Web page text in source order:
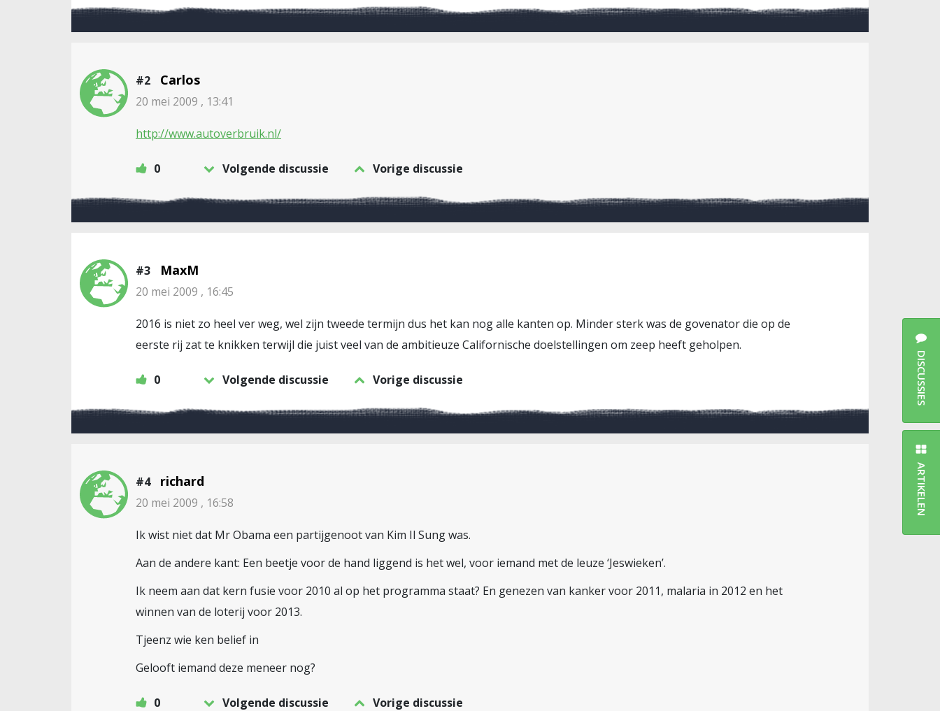
#2 Carlos
20 mei 2009 , 13:41
http://www.autoverbruik.nl/
0 Volgende discussie Vorige discussie
#3 MaxM
20 mei 2009 , 16:45
2016 is niet zo heel ver weg, wel zijn tweede termijn dus het kan nog alle kanten op. Minder sterk was de govenator die op de
eerste rij zat te knikken terwijl die juist veel van de ambitieuze Californische doelstellingen om zeep heeft geholpen.
0 Volgende discussie Vorige discussie
#4 richard
20 mei 2009 , 16:58
Ik wist niet dat Mr Obama een partijgenoot van Kim Il Sung was.
Aan de andere kant: Een beetje voor de hand liggend is het wel, voor iemand met de leuze ‘Jeswieken’.
Ik neem aan dat kern fusie voor 2010 al op het programma staat? En genezen van kanker voor 2011, malaria in 2012 en het
winnen van de loterij voor 2013.
Tjeenz wie ken belief in
Gelooft iemand deze meneer nog?
0 Volgende discussie Vorige discussie
DISCUSSIES
ARTIKELEN